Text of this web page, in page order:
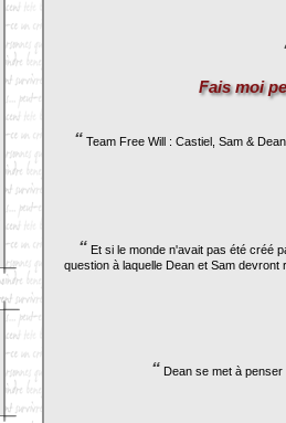
Fais moi
“ Team Free Will : Castiel, Sam &
“ Et si le monde n'avait pas été créé
question à laquelle Dean et Sam
“ Dean se met à